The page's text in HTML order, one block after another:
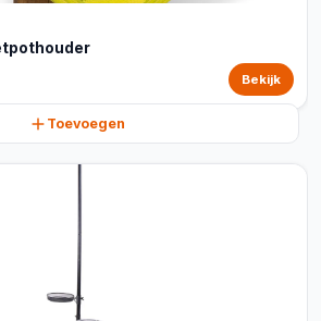
Bekijk
Toevoegen